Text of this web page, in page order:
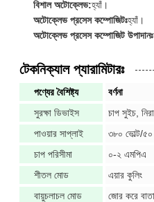
বিশাল অটোক্লেভ:হ্যাঁ।
অটোক্লেভ প্রসেস কম্পোজিটঃহ্যাঁ।
অটোক্লেভ প্রসেস কম্পোজিট উপাদানঃ
টেকনিক্যাল প্যারামিটারঃ
পণ্যের বৈশিষ্ট্য
বর্ণনা
সুরক্ষা ডিভাইস
চাপ সুইচ,
পাওয়ার সাপ্লাই
৩৮০ ভোল্ট/৫০
চাপ পরিসীমা
০-২ এমপিএ
শীতল মোড
এয়ার কুলিং
বায়ুচলাচল মোড
জোর করে